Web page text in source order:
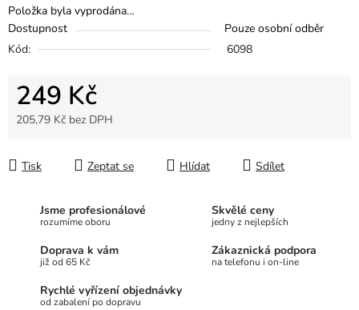
Položka byla vyprodána…
Dostupnost
Pouze osobní odběr
Kód:
6098
249 Kč
205,79 Kč bez DPH
Tisk
Zeptat se Hlídat Sdílet
Jsme profesionálové
rozumíme oboru
Skvělé ceny
jedny z nejlepších
Doprava k vám
již od 65 Kč
Zákaznická podpora
na telefonu i on-line
Rychlé vyřízení objednávky
od zabalení po dopravu